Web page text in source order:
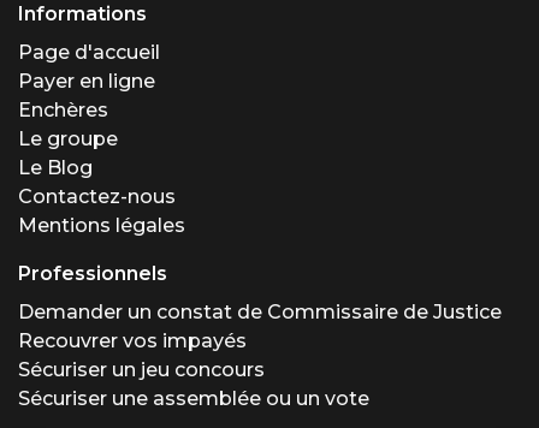
Informations
Page d'accueil
Payer en ligne
Enchères
Le groupe
Le Blog
Contactez-nous
Mentions légales
Professionnels
Demander un constat de Commissaire de Justice
Recouvrer vos impayés
Sécuriser un jeu concours
Sécuriser une assemblée ou un vote